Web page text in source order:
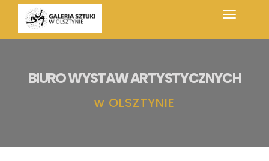
BIURO WYSTAW ARTYSTYCZNYCH
w OLSZTYNIE